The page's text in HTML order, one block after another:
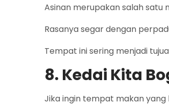
Asinan merupakan salah satu
Rasanya segar dengan
Tempat ini sering menjadi
8. Kedai Kita
Jika ingin tempat makan yang